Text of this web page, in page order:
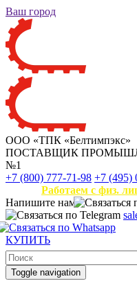
Ваш город
ООО «ТПК «Белтимпэкс»
ПОСТАВЩИК
№1
+7 (800) 777-71-98 +7 (495)
Работаем с физ.
Напишите нам
КУПИТЬ
Toggle navigation